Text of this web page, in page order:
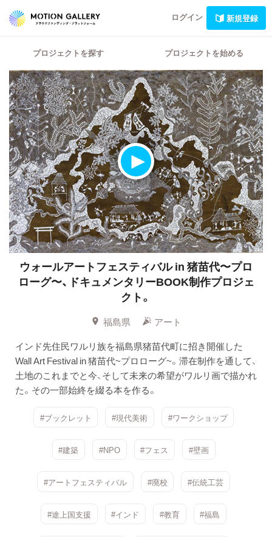
ログイン 新規登録
プロジェクトを探す プロジェクトを始める
ウォールアートフェスティバル in 猪苗代〜プロ
ローグ〜、ドキュメンタリーBOOK制作プロジェ
クト。
福島県
アート
インド先住民ワルリ族を福島県猪苗代町に招き開催した
Wall Art Festival in 猪苗代~プロローグ~。滞在制作を通して、
土地のこれまでと今、そして未来の希望がワルリ画で描かれ
た。その一部始終を綴る本を作る。
#ブックレット #現代美術 #ワークショップ
#建築 #NPO #フェス #壁画
#アートフェスティバル #廃校 #伝統工芸
#途上国支援 #インド #教育 #福島